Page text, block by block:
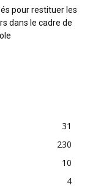
pour restituer les
dans le cadre de
31
230
10
4